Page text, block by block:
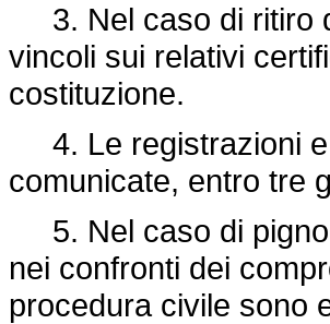
3. Nel caso di ritiro
vincoli sui relativi
costituzione.
4. Le registrazioni e
comunicate, entro tre
5. Nel caso di
nei confronti dei
procedura civile sono